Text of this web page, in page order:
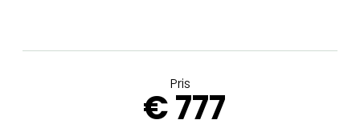
Pris
€ 777